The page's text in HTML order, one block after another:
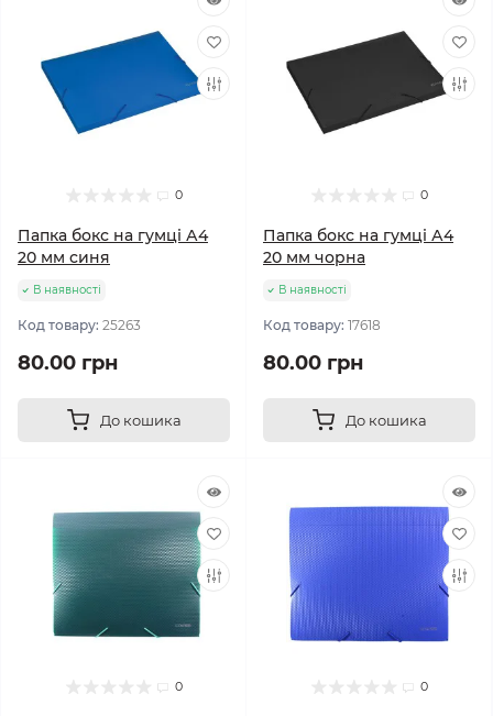
0
Папка бокс на гумці А4
20 мм синя
В наявності
Код товару: 25263
80.00 грн
До кошика
0
Папка бокс на гумці А4
20 мм чорна
В наявності
Код товару: 17618
80.00 грн
До кошика
0 0